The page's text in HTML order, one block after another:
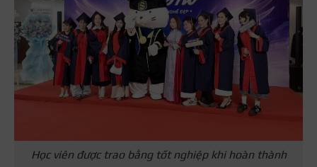
Học viên được trao bằng tốt nghiệp khi hoàn thành